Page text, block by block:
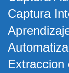
Captura
Extraccion